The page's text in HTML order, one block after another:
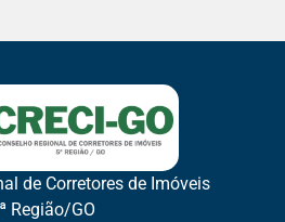
de Corretores de Imóveis
Região/GO